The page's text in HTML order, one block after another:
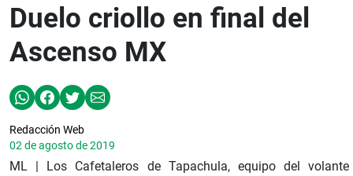
Duelo criollo en final del
Ascenso MX
Redacción Web
02 de agosto de 2019
ML | Los Cafetaleros de Tapachula, equipo del volante